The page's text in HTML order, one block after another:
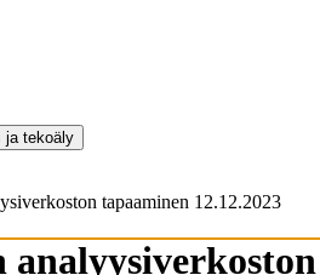
ja tekoäly
tapaaminen 12.12.2023